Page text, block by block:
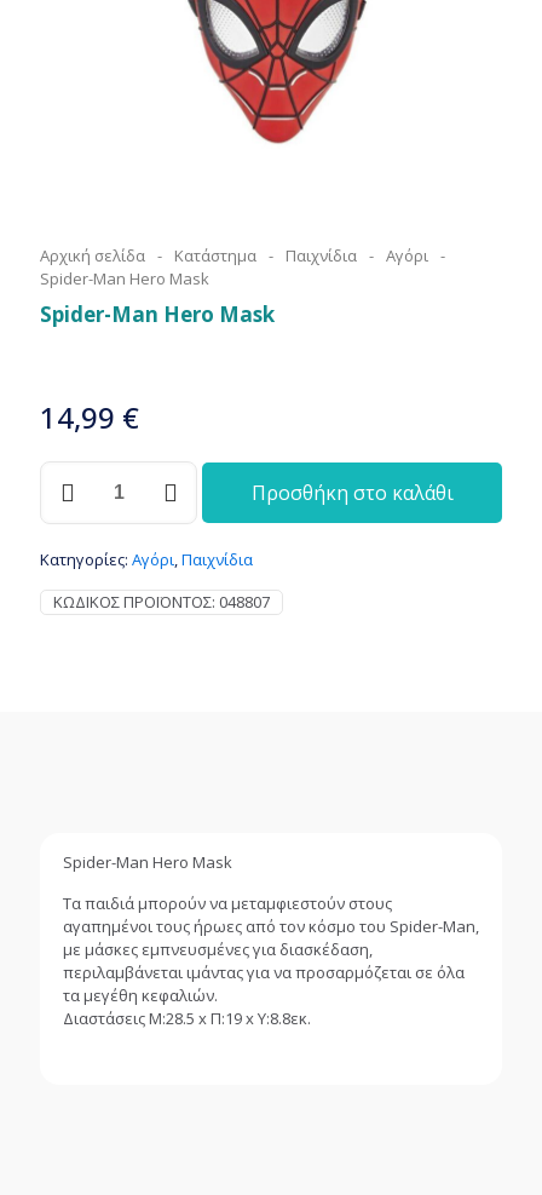
Αρχική σελίδα - Κατάστημα - Παιχνίδια - Αγόρι -
Spider-Man Hero Mask
Spider-Man Hero Mask
14,99 €
Spider-
Hero
ποσότητα
Προσθήκη στο καλάθι
Κατηγορίες: Αγόρι,Παιχνίδια
ΚΩΔΙΚΌΣ ΠΡΟΪΌΝΤΟΣ: 048807
Spider-Man Hero Mask
Τα παιδιά μπορούν να μεταμφιεστούν στους
αγαπημένοι τους ήρωες από τον κόσμο του Spider-Man,
με μάσκες εμπνευσμένες για διασκέδαση,
περιλαμβάνεται ιμάντας για να προσαρμόζεται σε όλα
τα μεγέθη κεφαλιών.
Διαστάσεις Μ:28.5 x Π:19 x Υ:8.8εκ.